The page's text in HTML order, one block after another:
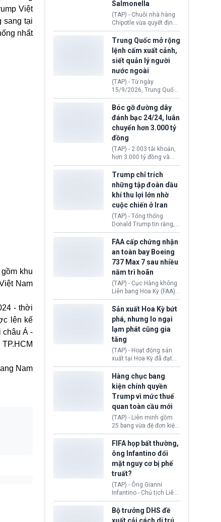
Việt
sang tại
nhất
khu
Nam
-thời
lên kế
châu Á-
Nam
ra ngay trước lúc Tổng
thống Donald Trump tới
thăm địa điểm này.
Salmonella
(TAP) - Chuỗi nhà hàng
Chipotle vừa quyết định
loại bỏ tất cả ớt jalapeño
khỏi những cửa hàng
trên toàn lãnh thổ Hoa
Kỳ. Nguyên nhân do cơ
quan y tế nghi ngờ
nguyên liệu liên quan
đến ổ dịch Salmonella
khiến ít nhất 110 người
mắc bệnh tại bang
Minnesota.
Trung Quốc mở rộng
lệnh cấm xuất cảnh,
siết quản lý người
nước ngoài
(TAP) - Từ ngày
15/9/2026, Trung Quốc
áp dụng quy định mới về
quản lý xuất nhập cảnh.
Một hành vi vi phạm giấy
tờ, xuất nhập cảnh trái
phép hay liên quan kiểm
soát công nghệ có thể
khiến công dân Trung
Quốc đối mặt lệnh cấm
xuất cảnh kéo dài tới 3
năm. Trong khi đó, người
nước ngoài sử dụng giấy
tờ giả có nguy cơ bị từ
chối nhập cảnh hoặc
cấm vào Trung Quốc tới
5 năm.
Bóc gỡ đường dây
đánh bạc 24/24, luân
chuyển hơn 3.000 tỷ
đồng
(TAP) - 2.003 tài khoản,
hơn 3.000 tỷ đồng và
một đường dây đánh
bạc xuyên quốc gia vận
hành 24/24 giờ vừa bị
Công an TP. Hải Phòng
(Việt Nam) bóc gỡ.
Trump chỉ trích
những tập đoàn dầu
khí thu lợi lớn nhờ
cuộc chiến ở Iran
(TAP) - Tổng thống
Donald Trump tin rằng, 2
tập đoàn dầu khí
ExxonMobil và Chevron
đã thu về lợi nhuận quá
lớn nhờ giá dầu tăng
mạnh suốt thời gian Hoa
Kỳ xảy ra xung đột ở
Iran. Trên cơ sở đó, lãnh
đạo Nhà Trắng kêu gọi
các doanh nghiệp cần
giảm giá bán cho người
tiêu dùng.
FAA cấp chứng nhận
an toàn bay Boeing
737 Max 7 sau nhiều
năm trì hoãn
(TAP) - Cục Hàng không
Liên bang Hoa Kỳ (FAA)
vừa chính thức cấp
chứng nhận an toàn bay
cho Boeing 737 Max 7,
mẫu máy bay nhỏ nhất
trong dòng 737 Max
thuộc Boeing
Commercial Airplanes
(Boeing). Động thái này
chính thức khép lại gần
một thập kỷ trì hoãn chờ
các cuộc đánh giá
nghiêm ngặt.
Sản xuất Hoa Kỳ bứt
phá, nhưng lo ngại
lạm phát cũng gia
tăng
(TAP) - Hoạt động sản
xuất tại Hoa Kỳ đã đạt
tốc độ nhanh nhất trong
hơn 4 năm qua, cho
thấy nền kinh tế đang
phục hồi tích cực, bất
chấp tác động từ thuế
quan. Tuy nhiên, không
ít doanh nghiệp vẫn cảm
thấy áp lực lạm phát, bất
ổn địa chính trị hiện còn
nghiêm trọng hơn cả
giai đoạn đại dịch
COVID-19.
Hàng chục bang
kiện chính quyền
Trump vì mức thuế
quan toàn cầu mới
(TAP) - Liên minh gồm
25 bang vừa đệ đơn kiện
chính quyền Tổng thống
Donald Trump. Phe
nguyên đơn tin rằng,
hành động áp thuế 10 -
12,5% lên 60 đối tác
thương mại hôm 24/7
vượt quá thẩm quyền
của Tổng thống.
FIFA họp bất thường,
ông Infantino đối
mặt nguy cơ bị phế
truất?
(TAP) - Ông Gianni
Infantino - Chủ tịch Liên
đoàn Bóng đá Thế giới
(FIFA) đang đứng trước
cuộc khủng hoảng
Bộ trưởng DHS đề